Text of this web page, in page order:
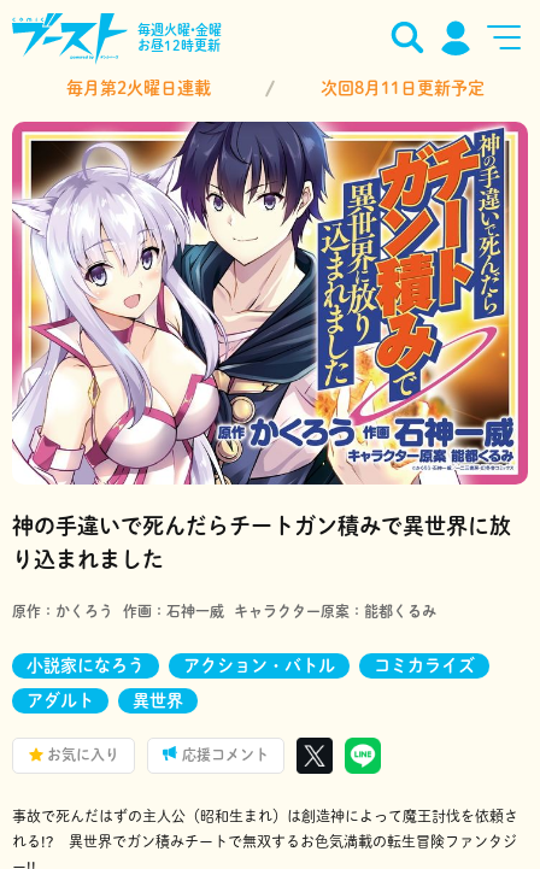
毎週火曜•金曜
お昼12時更新
毎月第2火曜日連載 次回8月11日更新予定
神の手違いで死んだらチートガン積みで異世界に放
り込まれました
原作： かくろう 作画： 石神一威 キャラクター原案： 能都くるみ
小説家になろう アクション・バトル コミカライズ
アダルト 異世界
お気に入り 応援コメント
事故で死んだはずの主人公（昭和生まれ）は創造神によって魔王討伐を依頼さ
れる!? 異世界でガン積みチートで無双するお色気満載の転生冒険ファンタジ